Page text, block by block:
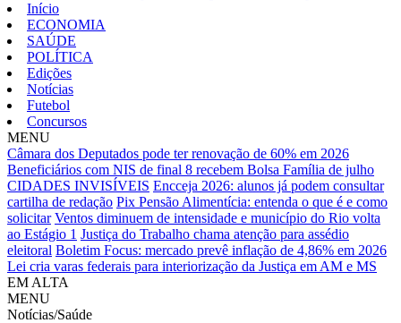
Início
ECONOMIA
SAÚDE
POLÍTICA
Edições
Notícias
Futebol
Concursos
MENU
Câmara dos Deputados pode ter renovação de 60% em 2026
Beneficiários com NIS de final 8 recebem Bolsa Família de julho
CIDADES INVISÍVEIS Encceja 2026: alunos já podem consultar
cartilha de redação Pix Pensão Alimentícia: entenda o que é e como
solicitar Ventos diminuem de intensidade e município do Rio volta
ao Estágio 1 Justiça do Trabalho chama atenção para assédio
eleitoral Boletim Focus: mercado prevê inflação de 4,86% em 2026
Lei cria varas federais para interiorização da Justiça em AM e MS
EM ALTA
MENU
Notícias/Saúde